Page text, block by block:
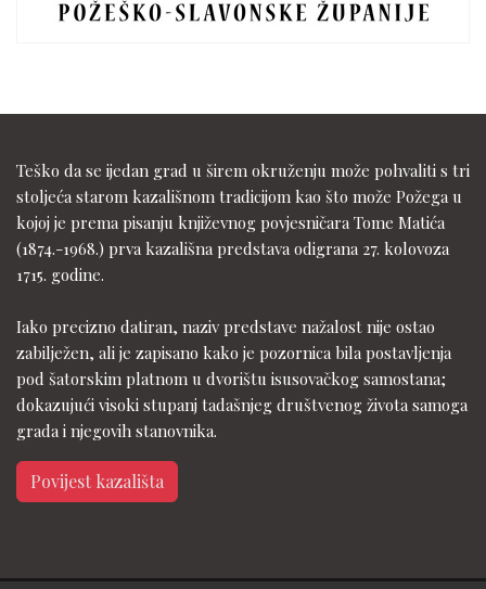
Teško da se ijedan grad u širem okruženju može pohvaliti s tri
stoljeća starom kazališnom tradicijom kao što može Požega u
kojoj je prema pisanju književnog povjesničara Tome Matića
(1874.-1968.) prva kazališna predstava odigrana 27. kolovoza
1715. godine.
Iako precizno datiran, naziv predstave nažalost nije ostao
zabilježen, ali je zapisano kako je pozornica bila postavljenja
pod šatorskim platnom u dvorištu isusovačkog samostana;
dokazujući visoki stupanj tadašnjeg društvenog života samoga
grada i njegovih stanovnika.
Povijest kazališta